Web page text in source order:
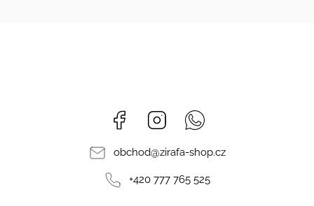
Facebook Instagram
obchod@zirafa-shop.cz
+420 777 765 525